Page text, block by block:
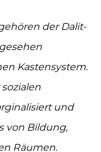
der Dalit-
Kastensystem.
und
von Bildung,
Räumen.